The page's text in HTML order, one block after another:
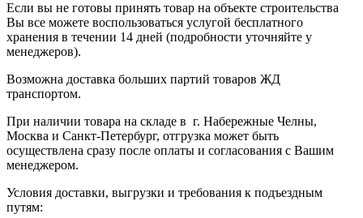
Если вы не готовы принять товар на объекте строительства
Вы все можете воспользоваться услугой бесплатного
хранения в течении 14 дней (подробности уточняйте у
менеджеров).
Возможна доставка больших партий товаров ЖД
транспортом.
При наличии товара на складе в г. Набережные Челны,
Москва и Санкт-Петербург, отгрузка может быть
осуществлена сразу после оплаты и согласования с Вашим
менеджером.
Условия доставки, выгрузки и требования к подъездным
путям: